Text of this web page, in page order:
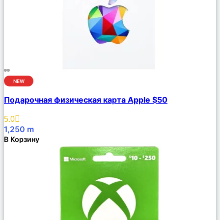
NEW
Описание
Избранное
Подарочная физическая карта Apple $50
5.0
1,250 m
В Корзину